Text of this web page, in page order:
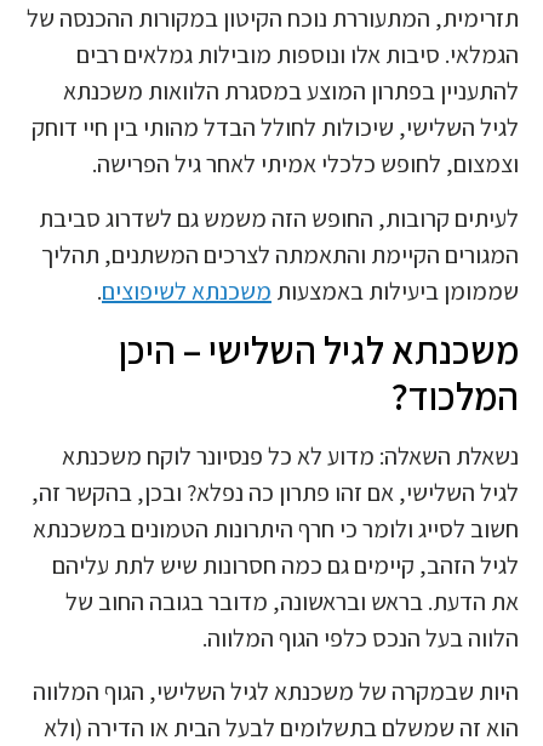
תזרימית, המתעוררת נוכח הקיטון במקורות ההכנסה של
הגמלאי. סיבות אלו ונוספות מובילות גמלאים רבים
להתעניין בפתרון המוצע במסגרת הלוואות משכנתא
לגיל השלישי, שיכולות לחולל הבדל מהותי בין חיי דוחק
וצמצום, לחופש כלכלי אמיתי לאחר גיל הפרישה.
לעיתים קרובות, החופש הזה משמש גם לשדרוג סביבת
המגורים הקיימת והתאמתה לצרכים המשתנים, תהליך
שממומן ביעילות באמצעותמשכנתא לשיפוצים.
משכנתא לגיל השלישי – היכן
המלכוד?
נשאלת השאלה: מדוע לא כל פנסיונר לוקח משכנתא
לגיל השלישי, אם זהו פתרון כה נפלא? ובכן, בהקשר זה,
חשוב לסייג ולומר כי חרף היתרונות הטמונים במשכנתא
לגיל הזהב, קיימים גם כמה חסרונות שיש לתת עליהם
את הדעת. בראש ובראשונה, מדובר בגובה החוב של
הלווה בעל הנכס כלפי הגוף המלווה.
היות שבמקרה של משכנתא לגיל השלישי, הגוף המלווה
הוא זה שמשלם בתשלומים לבעל הבית או הדירה (ולא